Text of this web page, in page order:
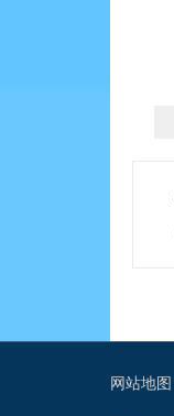
网站地图